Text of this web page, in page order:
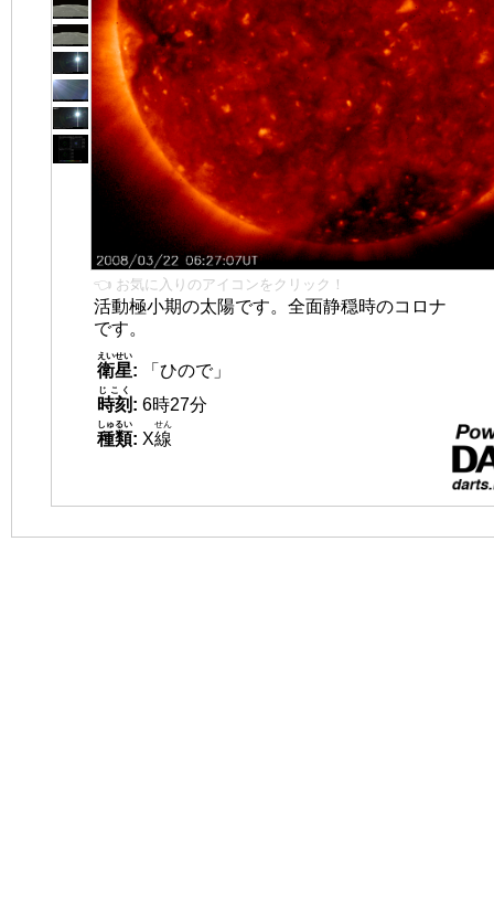
👈 お気に入りのアイコンをクリック！
活動極小期の太陽です。全面静穏時のコロナ
です。
衛星
えいせい
:
「ひので」
時刻
じこく
: 6時27分
種類
しゅるい
: X線
せん